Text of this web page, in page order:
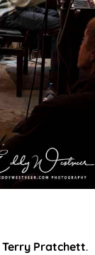
Terry Pratchett.